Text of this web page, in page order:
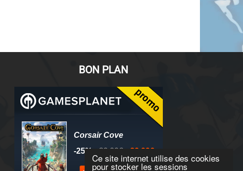
Ce site internet utilise des cookies
pour stocker les sessions
BON PLAN